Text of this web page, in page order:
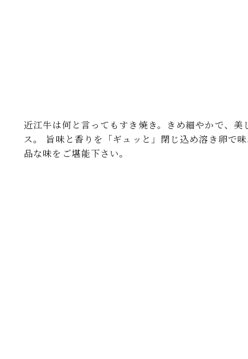
近江牛は何と言ってもすき焼き。きめ細やかで、
ス。 旨味と香りを「ギュッと」閉じ込め溶き卵で
品な味をご堪能下さい。